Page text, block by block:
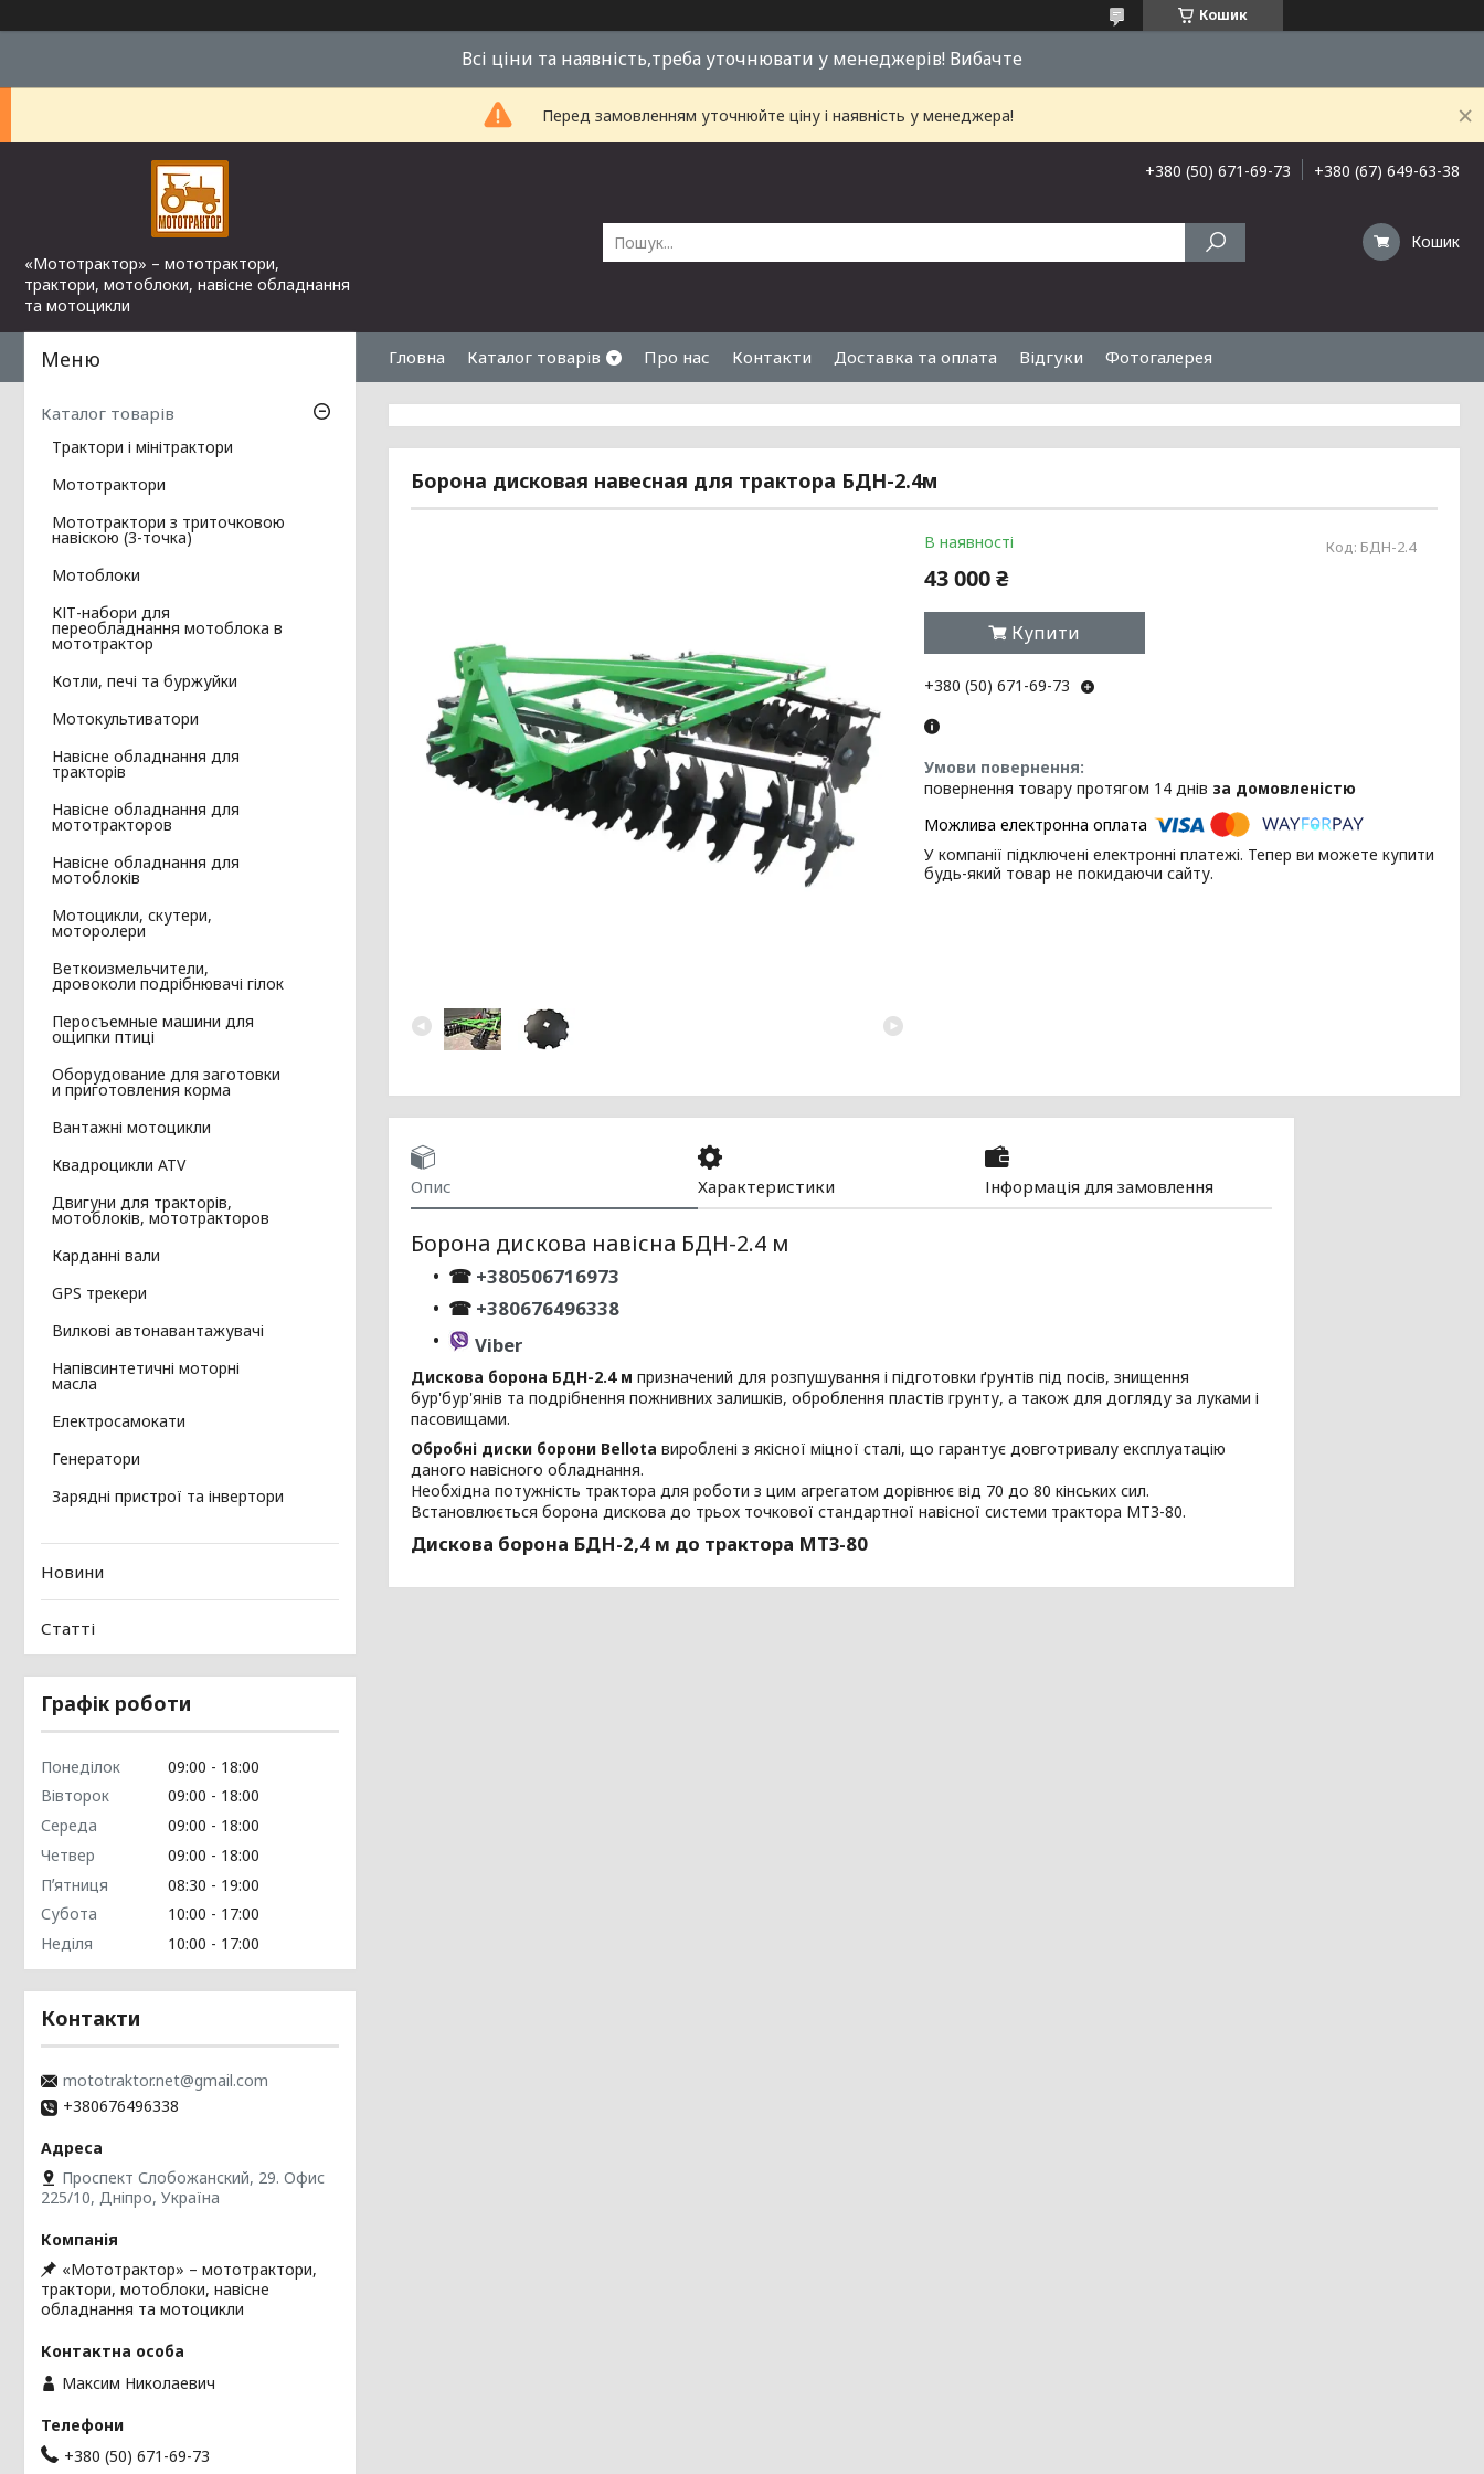
Кошик
Всі ціни та наявність,треба уточнювати у менеджерів! Вибачте
Перед замовленням уточнюйте ціну і наявність у менеджера!
«Мототрактор» – мототрактори,
трактори, мотоблоки, навісне обладнання
та мотоцикли
+380 (50) 671-69-73 +380 (67) 649-63-38
Кошик
Гловна Каталог товарів Про нас Контакти Доставка та оплата Відгуки Фотогалерея
Борона дисковая навесная для трактора БДН-2.4м
В наявності Код: БДН-2.4
43 000 ₴
Купити
+380 (50) 671-69-73
повернення товару протягом 14 днів за домовленістю
У компанії підключені електронні платежі. Тепер ви можете купити
будь-який товар не покидаючи сайту.
Опис Характеристики Інформація для замовлення
Борона дискова навісна БДН-2.4 м
☎ +380506716973
☎ +380676496338
Viber
Дискова борона БДН-2.4 м призначений для розпушування і підготовки ґрунтів під посів, знищення
бур'бур'янів та подрібнення пожнивних залишків, оброблення пластів грунту, а також для догляду за луками і
пасовищами.
Обробні диски борони Bellota вироблені з якісної міцної сталі, що гарантує довготривалу експлуатацію
даного навісного обладнання.
Необхідна потужність трактора для роботи з цим агрегатом дорівнює від 70 до 80 кінських сил.
Встановлюється борона дискова до трьох точкової стандартної навісної системи трактора МТЗ-80.
Дискова борона БДН-2,4 м до трактора МТЗ-80
Каталог товарів
Трактори і мінітрактори
Мототрактори
Мототрактори з триточковою
навіскою (3-точка)
Мотоблоки
КІТ-набори для
переобладнання мотоблока в
мототрактор
Котли, печі та буржуйки
Мотокультиватори
Навісне обладнання для
тракторів
Навісне обладнання для
мототракторов
Навісне обладнання для
мотоблоків
Мотоцикли, скутери,
моторолери
Веткоизмельчители,
дровоколи подрібнювачі гілок
Перосъемные машини для
ощипки птиці
Оборудование для заготовки
и приготовления корма
Вантажні мотоцикли
Квадроцикли ATV
Двигуни для тракторів,
мотоблоків, мототракторов
Карданні вали
GPS трекери
Вилкові автонавантажувачі
Напівсинтетичні моторні
масла
Електросамокати
Генератори
Зарядні пристрої та інвертори
Новини
Статті
Графік роботи
Понеділок 09:00
18:00
Вівторок
09:00
18:00
Середа
09:00
18:00
Четвер
09:00
18:00
Пʼятниця
08:30
19:00
Субота
10:00
17:00
Неділя
10:00 17:00
Контакти
mototraktor.net@gmail.com
+380676496338
Проспект Слобожанский, 29. Офис
225/10, Дніпро, Україна
«Мототрактор» – мототрактори,
трактори, мотоблоки, навісне
обладнання та мотоцикли
Максим Николаевич
+380 (50) 671-69-73